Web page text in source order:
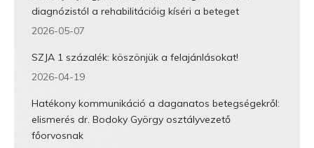
diagnózistól a rehabilitációig kíséri a beteget
2026-05-07
SZJA 1 százalék: köszönjük a felajánlásokat!
2026-04-19
Hatékony kommunikáció a daganatos betegségekről:
elismerés dr. Bodoky György osztályvezető
főorvosnak